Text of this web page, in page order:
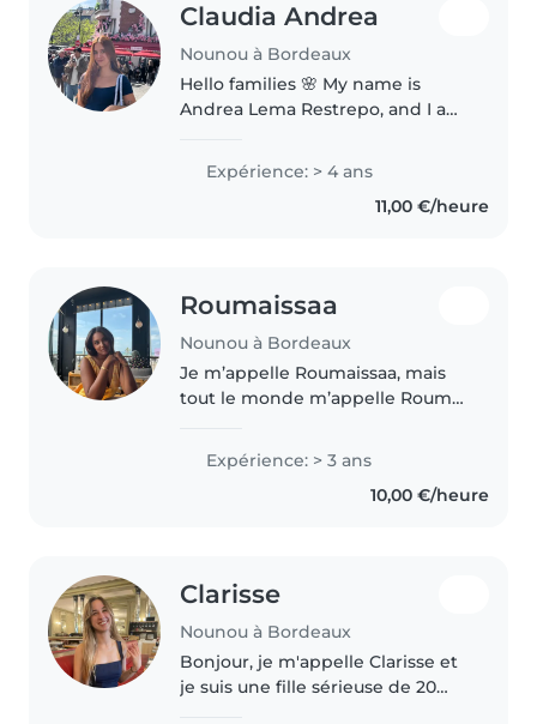
Claudia Andrea
Nounou à Bordeaux
Hello families 🌸 My name is
Andrea Lema Restrepo, and I am
South of France. I am an
experienced and responsible
nanny with more than 4 years of
Expérience: > 4 ans
11,00 €/heure
Roumaissaa
Nounou à Bordeaux
Je m’appelle Roumaissaa, mais
tout le monde m’appelle Roumy.
droit. Responsable, souriante et à
l’écoute, j’aime beaucoup
m’occuper des enfants..
Expérience: > 3 ans
10,00 €/heure
Clarisse
Nounou à Bordeaux
Bonjour, je m'appelle Clarisse et
je suis une fille sérieuse de 20